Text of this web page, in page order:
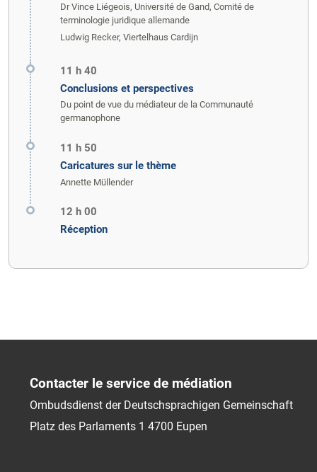
Dr Vince Liégeois, Université de Gand, Comité de
terminologie juridique allemande
Ludwig Recker, Viertelhaus Cardijn
11 h 40
Conclusions et perspectives
Du point de vue du médiateur de la Communauté
germanophone
11 h 50
Caricatures sur le thème
Annette Müllender
12 h 00
Réception
Contacter le service de médiation
Ombudsdienst der Deutschsprachigen Gemeinschaft
Platz des Parlaments 1 4700 Eupen